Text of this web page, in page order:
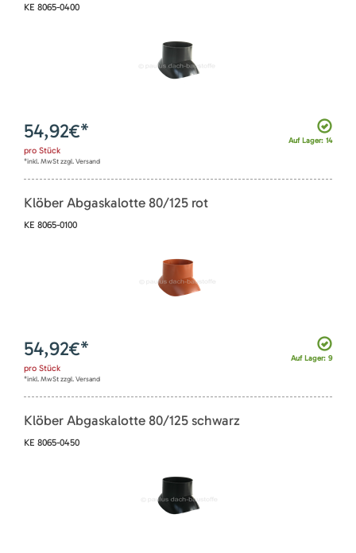
KE 8065-0400
Auf Lager: 14
54,92€*
pro Stück
*inkl. MwSt zzgl. Versand
Klöber Abgaskalotte 80/125 rot
KE 8065-0100
Auf Lager: 9
54,92€*
pro Stück
*inkl. MwSt zzgl. Versand
Klöber Abgaskalotte 80/125 schwarz
KE 8065-0450